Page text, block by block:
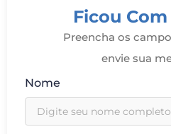
Ficou
Preencha os
envie sua
Nome